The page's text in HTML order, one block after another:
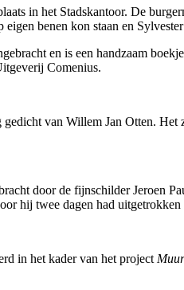
in het Stadskantoor. De
benen kon staan en
en is een handzaam
Comenius.
gedicht van Willem Jan Otten.
door de fijnschilder Jeroen
hij twee dagen had
in het kader van het project